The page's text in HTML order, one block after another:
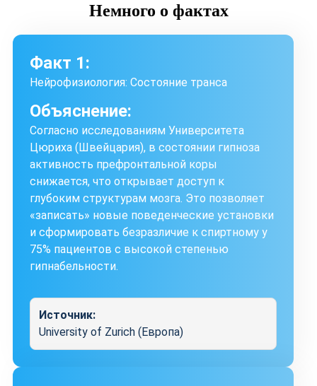
Немного о фактах
Факт 1:
Нейрофизиология: Состояние транса
Объяснение:
Согласно исследованиям Университета
Цюриха (Швейцария), в состоянии гипноза
активность префронтальной коры
снижается, что открывает доступ к
глубоким структурам мозга. Это позволяет
«записать» новые поведенческие установки
и сформировать безразличие к спиртному у
75% пациентов с высокой степенью
гипнабельности.
Источник:
University of Zurich (Европа)